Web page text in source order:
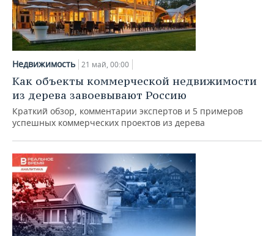
Недвижимость 21 май, 00:00
Как объекты коммерческой недвижимости
из дерева завоевывают Россию
Краткий обзор, комментарии экспертов и 5 примеров
успешных коммерческих проектов из дерева